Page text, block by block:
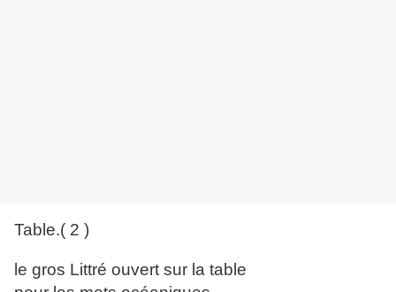
Table.( 2 )
le gros Littré ouvert sur la table